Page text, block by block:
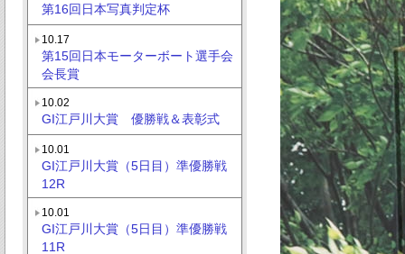
第16回日本写真判定杯
10.17
第15回日本モーターボート選手会
会長賞
10.02
GI江戸川大賞 優勝戦＆表彰式
10.01
GI江戸川大賞（5日目）準優勝戦
12R
10.01
GI江戸川大賞（5日目）準優勝戦
11R